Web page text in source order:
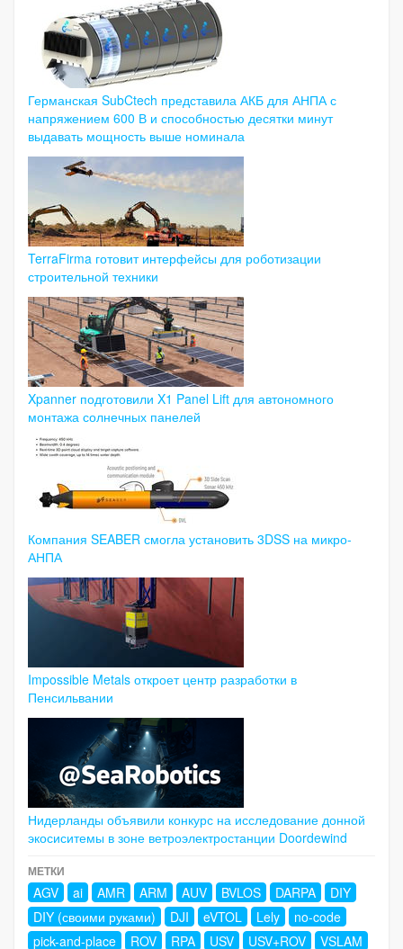
Германская SubCtech представила АКБ для АНПА с
напряжением 600 В и способностью десятки минут
выдавать мощность выше номинала
TerraFirma готовит интерфейсы для роботизации
строительной техники
Xpanner подготовили X1 Panel Lift для автономного
монтажа солнечных панелей
Компания SEABER смогла установить 3DSS на микро-
АНПА
Impossible Metals откроет центр разработки в
Пенсильвании
Нидерланды объявили конкурс на исследование донной
экосиситемы в зоне ветроэлектростанции Doordewind
МЕТКИ
AGV ai AMR ARM AUV BVLOS DARPA
DIY
DIY (своими руками)
DJI eVTOL Lely
no-code
pick-and-place
ROV RPA USV USV+ROV VSLAM